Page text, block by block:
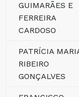
GUIMARÃES E
FERREIRA
CARDOSO
PATRÍCIA
RIBEIRO
GONÇALVES